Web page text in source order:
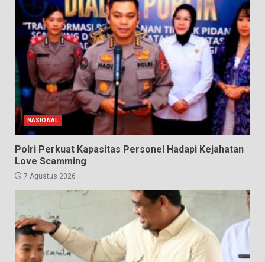
NASIONAL
Polri Perkuat Kapasitas Personel Hadapi Kejahatan
Love Scamming
7 Agustus 2026